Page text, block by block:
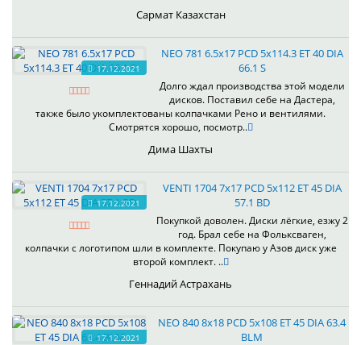
Сармат Казахстан
17.12.2021
NEO 781 6.5x17 PCD 5x114.3 ET 40 DIA
66.1 S
Долго ждал производства этой модели
дисков. Поставил себе на Дастера,
также было укомплектованы колпачками Рено и вентилями.
Смотрятся хорошо, посмотр..
Дима Шахты
17.12.2021
VENTI 1704 7x17 PCD 5x112 ET 45 DIA
57.1 BD
Покупкой доволен. Диски лёгкие, езжу 2
год. Брал себе на Фольксваген,
колпачки с логотипом шли в комплекте. Покупаю у Азов диск уже
второй комплект. ..
Геннадий Астрахань
17.12.2021
NEO 840 8x18 PCD 5x108 ET 45 DIA 63.4
BLM